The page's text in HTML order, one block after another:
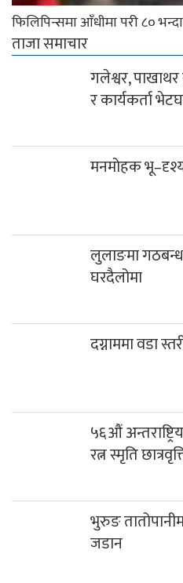
फिलिपिन्समा आँधीमा परी ८०
ताजा समाचार
गलेश्वर,
र कार्यकर्ता
मनमोहक
लुलाङमा
घरदैलोमा
दग्नाममा वडा
५६औं
रत्न स्मृति
भुरुङ
जडान